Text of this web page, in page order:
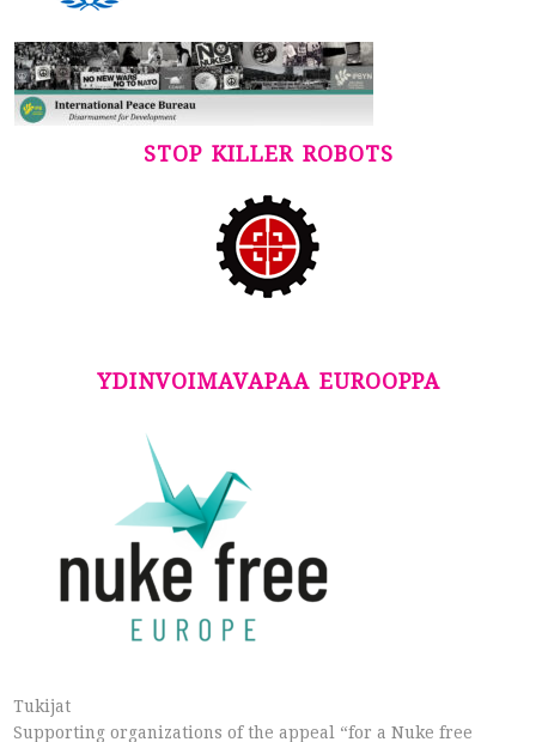
STOP KILLER ROBOTS
YDINVOIMAVAPAA EUROOPPA
Tukijat
Supporting organizations of the appeal “for a Nuke free